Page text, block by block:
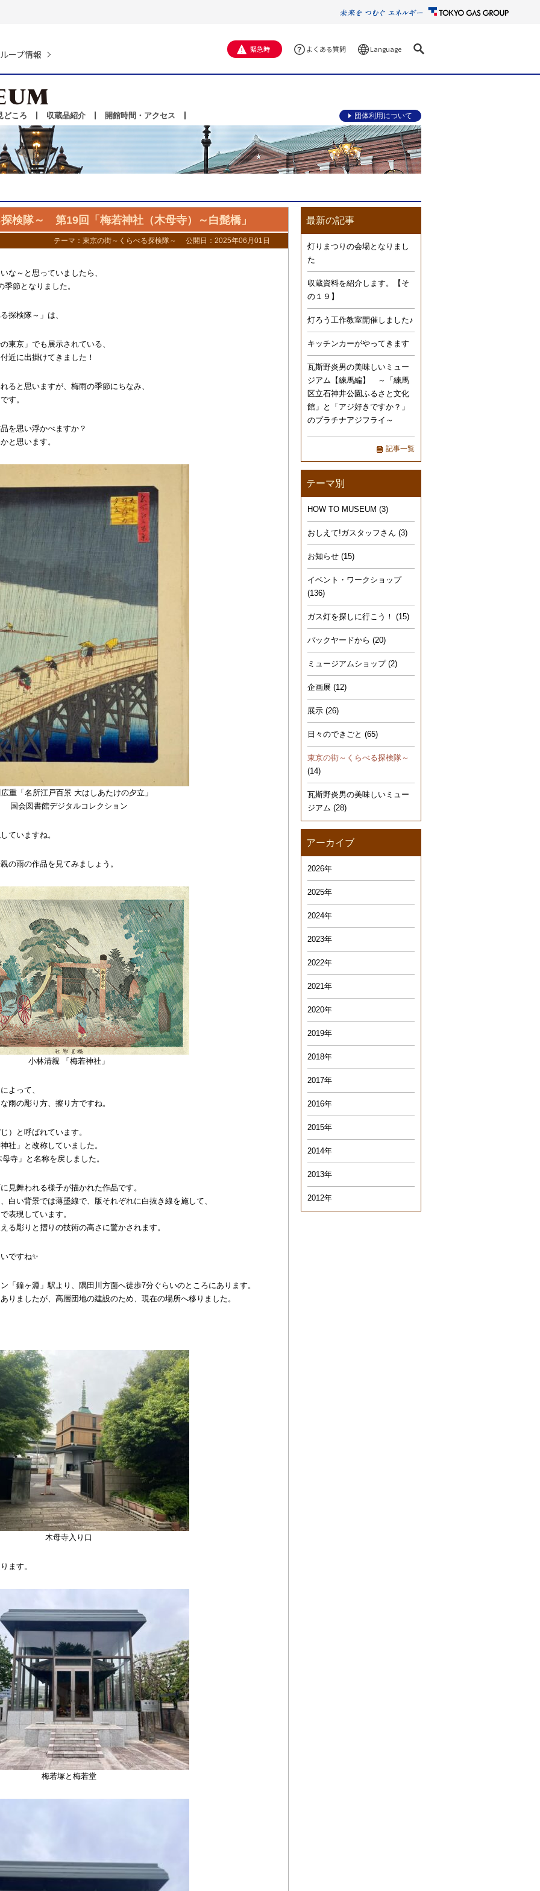
ープ情報 緊急時 よくある質問 Language
どころ 収蔵品紹介 開館時間・アクセス 団体利用について
検隊～ 第19回「梅若神社（木母寺）～白髭橋」
テーマ： 東京の街～くらべる探検隊～ 公開日：2025年06月01日
な～と思っていましたら、
節となりました。
探検隊～」は、
東京」でも展示されている、
近に出掛けてきました！
ると思いますが、梅雨の季節にちなみ、
す。
を思い浮かべますか？
と思います。
重「名所江戸百景 大はしあたけの夕立」
国会図書館デジタルコレクション
ていますね。
の雨の作品を見てみましょう。
小林清親 「梅若神社」
よって、
雨の彫り方、擦り方ですね。
）と呼ばれています。
社」と改称していました。
寺」と名称を戻しました。
見舞われる様子が描かれた作品です。
白い背景では薄墨線で、版それぞれに白抜き線を施して、
表現しています。
る彫りと摺りの技術の高さに驚かされます。
ですね✨
「鐘ヶ淵」駅より、隅田川方面へ徒歩7分ぐらいのところにあります。
りましたが、高層団地の建設のため、現在の場所へ移りました。
木母寺入り口
ます。
梅若塚と梅若堂
最新の記事
灯りまつりの会場となりまし
た
収蔵資料を紹介します。【そ
の１９】
灯ろう工作教室開催しました♪
キッチンカーがやってきます
瓦斯野炎男の美味しいミュー
ジアム【練馬編】 ～「練馬
区立石神井公園ふるさと文化
館」と「アジ好きですか？」
のプラチナアジフライ～
記事一覧
テーマ別
HOW TO MUSEUM (3)
おしえて!ガスタッフさん (3)
お知らせ (15)
イベント・ワークショップ
(136)
ガス灯を探しに行こう！ (15)
バックヤードから (20)
ミュージアムショップ(2)
企画展 (12)
展示 (26)
日々のできごと (65)
東京の街～くらべる探検隊～
(14)
瓦斯野炎男の美味しいミュー
ジアム (28)
アーカイブ
2026年
2025年
2024年
2023年
2022年
2021年
2020年
2019年
2018年
2017年
2016年
2015年
2014年
2013年
2012年